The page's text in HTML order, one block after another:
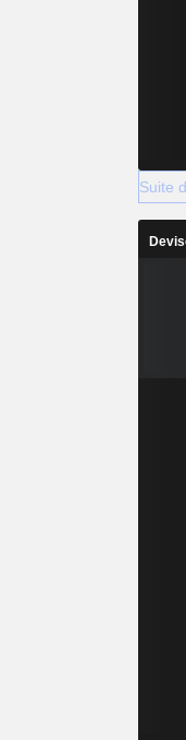
Suite